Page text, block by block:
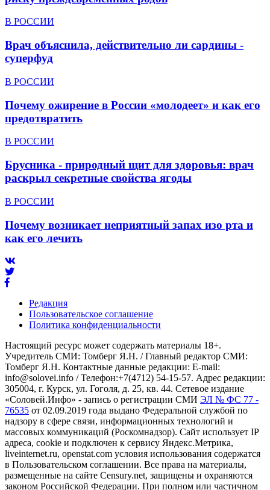
В РОССИИ
Врач объяснила, действительно ли сардины -
суперфуд
В РОССИИ
Почему ожирение в России «молодеет» и как его
предотвратить
В РОССИИ
Брусника - природный щит для здоровья: врач
раскрыл секретные свойства ягоды
В РОССИИ
Почему возникает неприятный запах изо рта и
как его лечить
Редакция
Пользовательское соглашение
Политика конфиденциальности
Настоящий ресурс может содержать материалы 18+.
Учредитель СМИ: Томберг Я.Н. / Главный редактор СМИ:
Томберг Я.Н. Контактные данные редакции: E-mail:
info@solovei.info / Телефон:+7(4712) 54-15-57. Адрес редакции:
305004, г. Курск, ул. Гоголя, д. 25, кв. 44. Сетевое издание
«Соловей.Инфо» - запись о регистрации СМИ ЭЛ № ФС 77 -
76535 от 02.09.2019 года выдано Федеральной службой по
надзору в сфере связи, информационных технологий и
массовых коммуникаций (Роскомнадзор). Сайт использует IP
адреса, cookie и подключен к сервису Яндекс.Метрика,
liveinternet.ru, openstat.com условия использования содержатся
в Пользовательском соглашении. Все права на материалы,
размещенные на сайте Censury.net, защищены и охраняются
законом Российской Федерации. При полном или частичном